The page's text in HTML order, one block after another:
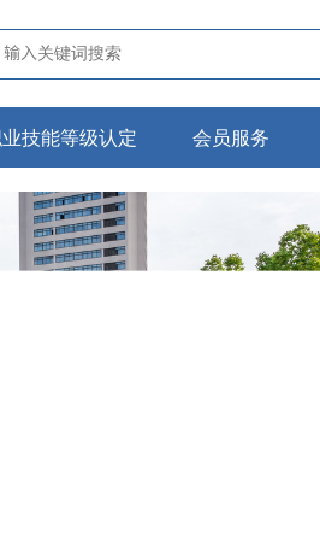
技能等级认定 会员服务